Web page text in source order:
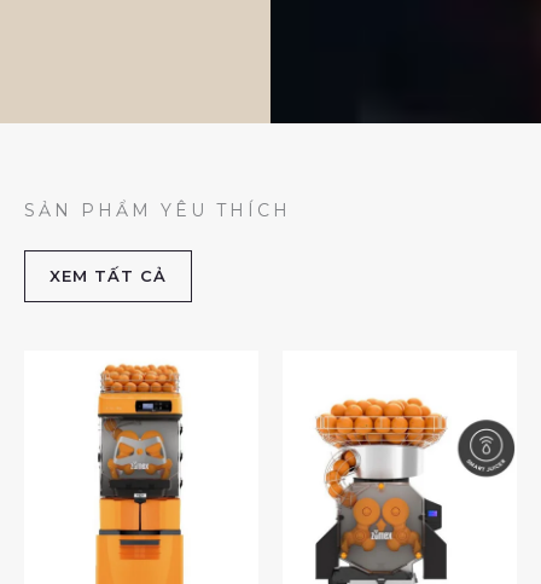
SẢN PHẨM YÊU THÍCH
XEM TẤT CẢ